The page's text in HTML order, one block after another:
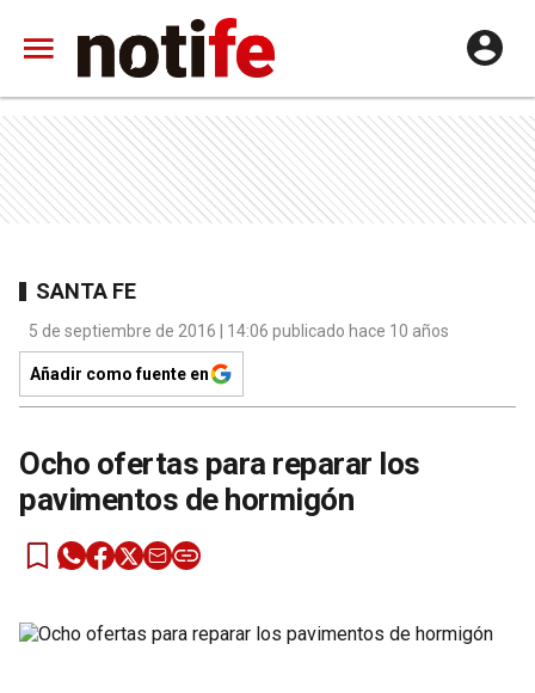
SANTA FE
5 de septiembre de 2016 | 14:06 publicado hace 10 años
Añadir como fuente en
Ocho ofertas para reparar los
pavimentos de hormigón